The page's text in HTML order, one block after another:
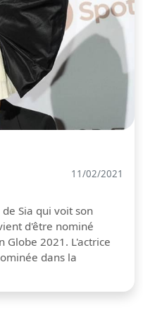
11/02/2021
Sia qui voit son
d'être nominé
Globe 2021. L'actrice
dans la